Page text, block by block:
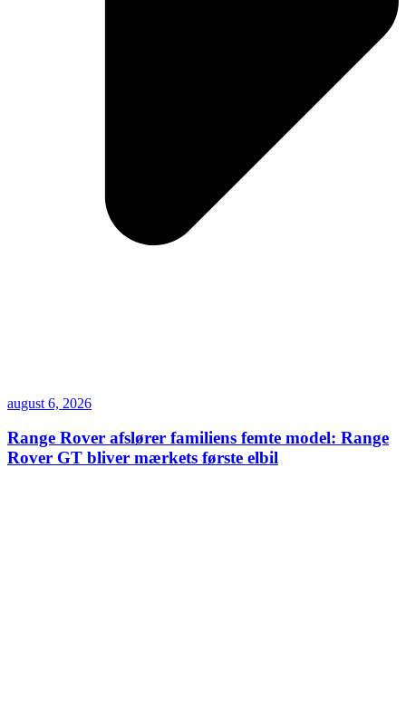
august 6, 2026
Range Rover afslører familiens femte model: Range
Rover GT bliver mærkets første elbil